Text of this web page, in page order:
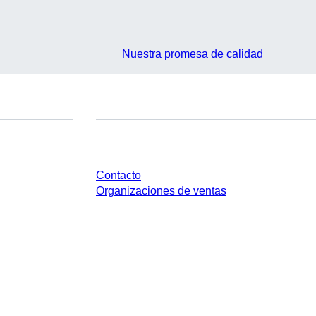
Nuestra promesa de calidad
Contacto
Organizaciones de ventas